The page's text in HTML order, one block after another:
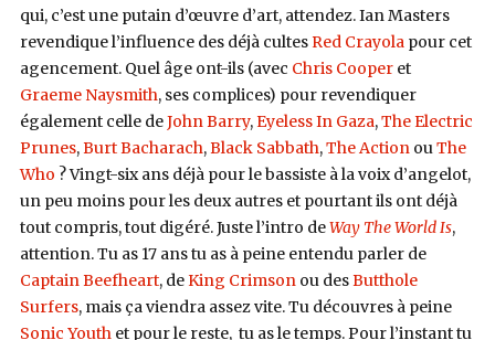
qui, c’est une putain d’œuvre d’art, attendez. Ian Masters
revendique l’influence des déjà cultesRed Crayolapour cet
agencement. Quel âge ont-ils (avec Chris Cooperet
Graeme Naysmith, ses complices) pour revendiquer
également celle deJohn Barry,Eyeless In Gaza,The Electric
Prunes,Burt Bacharach,Black Sabbath,The ActionouThe
Who ? Vingt-six ans déjà pour le bassiste à la voix d’angelot,
un peu moins pour les deux autres et pourtant ils ont déjà
tout compris, tout digéré. Juste l’intro deWay The World Is,
attention. Tu as 17 ans tu as à peine entendu parler de
Captain Beefheart, deKing Crimsonou desButthole
Surfers, mais ça viendra assez vite. Tu découvres à peine
Sonic Youthet pour le reste, tu as le temps. Pour l’instant tu